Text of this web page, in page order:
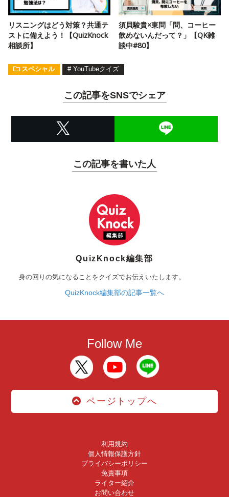
リスニングはどう対策？共通テ
ストに備えよう！【QuizKnock
相談所】
須貝駿貴×東問「問、コーヒー
飲めないんだって？」【QK雑
談中#80】
スペシャル # YouTubeクイズ
この記事をSNSでシェア
この記事を書いた人
QuizKnock編集部
身の回りの気になることをクイズでお伝えいたします。
QuizKnock編集部の記事一覧へ
Follow Me
ページトップへ
利用規約
個人情報保護方針
プライバシーポリシー
免責事項
ライター紹介
お問い合わせ